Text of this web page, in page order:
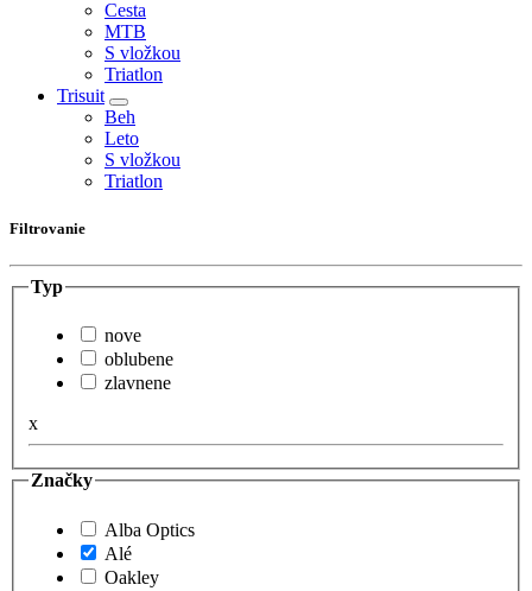
Cesta
MTB
S vložkou
Triatlon
Trisuit
Beh
Leto
S vložkou
Triatlon
Filtrovanie
Typ
nove
oblubene
zlavnene
x
Značky
Alba Optics
Alé
Oakley